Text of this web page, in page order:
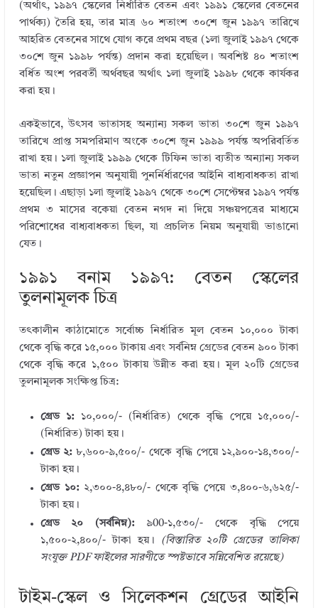
(অর্থাৎ, ১৯৯৭ স্কেলের নির্ধারিত বেতন এবং ১৯৯১ স্কেলের বেতনের
পার্থক্য) তৈরি হয়, তার মাত্র ৬০ শতাংশ ৩০শে জুন ১৯৯৭ তারিখে
আহরিত বেতনের সাথে যোগ করে প্রথম বছর (১লা জুলাই ১৯৯৭ থেকে
৩০শে জুন ১৯৯৮ পর্যন্ত) প্রদান করা হয়েছিল। অবশিষ্ট ৪০ শতাংশ
বর্ধিত অংশ পরবর্তী অর্থবছর অর্থাৎ ১লা জুলাই ১৯৯৮ থেকে কার্যকর
করা হয়।
একইভাবে, উৎসব ভাতাসহ অন্যান্য সকল ভাতা ৩০শে জুন ১৯৯৭
তারিখে প্রাপ্ত সমপরিমাণ অংকে ৩০শে জুন ১৯৯৯ পর্যন্ত অপরিবর্তিত
রাখা হয়। ১লা জুলাই ১৯৯৯ থেকে টিফিন ভাতা ব্যতীত অন্যান্য সকল
ভাতা নতুন প্রজ্ঞাপন অনুযায়ী পুনর্নির্ধারণের আইনি বাধ্যবাধকতা রাখা
হয়েছিল। এছাড়া ১লা জুলাই ১৯৯৭ থেকে ৩০শে সেপ্টেম্বর ১৯৯৭ পর্যন্ত
প্রথম ৩ মাসের বকেয়া বেতন নগদ না দিয়ে সঞ্চয়পত্রের মাধ্যমে
পরিশোধের বাধ্যবাধকতা ছিল, যা প্রচলিত নিয়ম অনুযায়ী ভাঙানো
যেত।
১৯৯১ বনাম ১৯৯৭: বেতন স্কেলের
তুলনামূলক চিত্র
তৎকালীন কাঠামোতে সর্বোচ্চ নির্ধারিত মূল বেতন ১০,০০০ টাকা
থেকে বৃদ্ধি করে ১৫,০০০ টাকায় এবং সর্বনিম্ন গ্রেডের বেতন ৯০০ টাকা
থেকে বৃদ্ধি করে ১,৫০০ টাকায় উন্নীত করা হয়। মূল ২০টি গ্রেডের
তুলনামূলক সংক্ষিপ্ত চিত্র:
গ্রেড ১:১০,০০০/- (নির্ধারিত) থেকে বৃদ্ধি পেয়ে ১৫,০০০/-
(নির্ধারিত) টাকা হয়।
গ্রেড ২:৮,৬০০-৯,৫০০/- থেকে বৃদ্ধি পেয়ে ১২,৯০০-১৪,৩০০/-
টাকা হয়।
গ্রেড ১০:২,৩০০-৪,৪৮০/- থেকে বৃদ্ধি পেয়ে ৩,৪০০-৬,৬২৫/-
টাকা হয়।
গ্রেড ২০ (সর্বনিম্ন):৯00-১,৫৩০/- থেকে বৃদ্ধি পেয়ে
১,৫০০-২,৪০০/- টাকা হয়। (বিস্তারিত ২০টি গ্রেডের তালিকা
সংযুক্ত PDF ফাইলের সারণীতে স্পষ্টভাবে সন্নিবেশিত রয়েছে)
টাইম-স্কেল ও সিলেকশন গ্রেডের আইনি